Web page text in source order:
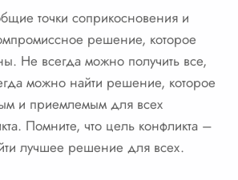
точки соприкосновения и
решение, которое
Не всегда можно получить все,
можно найти решение, которое
и приемлемым для всех
Помните, что цель конфликта –
лучшее решение для всех.